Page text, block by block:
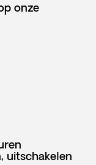
onze
uitschakelen